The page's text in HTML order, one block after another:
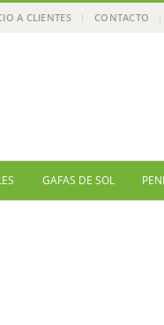
A CLIENTES CONTACTO
GAFAS DE SOL